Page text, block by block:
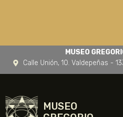
MUSEO
Calle Unión, 10. Valdepeñas -
MUSEO